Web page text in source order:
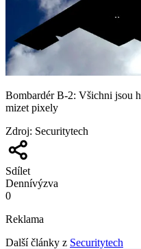
Bombardér B-2: Všichni jsou
mizet pixely
Zdroj: Securitytech
Sdílet
Dennívýzva
0
Reklama
Další články z Securitytech